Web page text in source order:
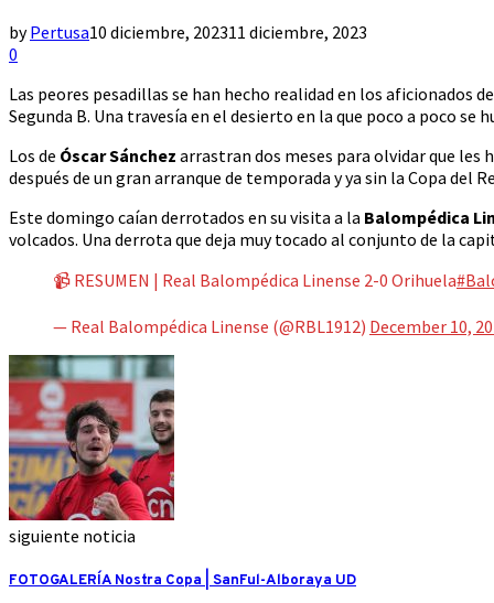
byPertusa10 diciembre, 202311 diciembre, 2023
0
Las peores pesadillas se han hecho realidad en los aficionados
Segunda B. Una travesía en el desierto en la que poco a poco
Los de Óscar Sánchez arrastran dos meses para olvidar que les
después de un gran arranque de temporada y ya sin la Copa del
Este domingo caían derrotados en su visita a la Balompédica
volcados. Una derrota que deja muy tocado al conjunto de la
📹 RESUMEN | Real Balompédica Linense 2-0 Orihuela
— Real Balompédica Linense (@RBL1912) December 10,
siguiente noticia
FOTOGALERÍA Nostra Copa | SanFul-Alboraya UD